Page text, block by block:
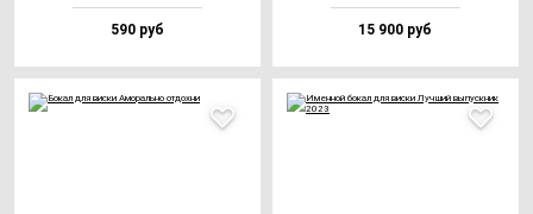
590 руб 15 900 руб